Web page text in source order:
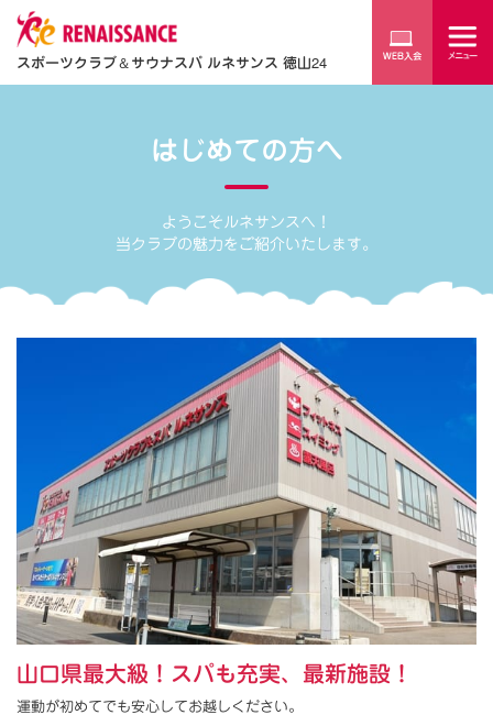
スポーツクラブ＆サウナスパ ルネサンス 徳山24
はじめての方へ
ようこそルネサンスへ！
当クラブの魅力をご紹介いたします。
山口県最大級！スパも充実、最新施設！
運動が初めてでも安心してお越しください。